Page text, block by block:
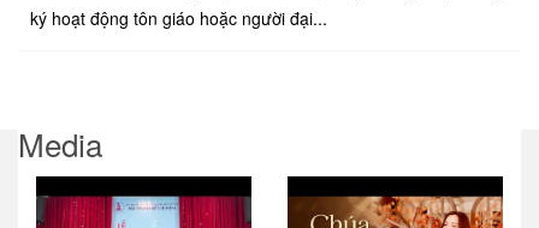
ký hoạt động tôn giáo hoặc người đại...
Media